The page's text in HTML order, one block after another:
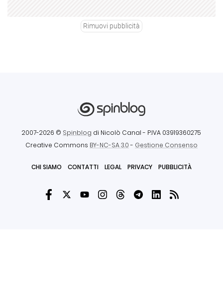
Rimuovi pubblicità
2007-2026 © Spinblog di Nicolò Canal - P.IVA 03919360275
Creative Commons BY-NC-SA 3.0- Gestione Consenso
CHI SIAMO CONTATTI LEGAL PRIVACY PUBBLICITÀ